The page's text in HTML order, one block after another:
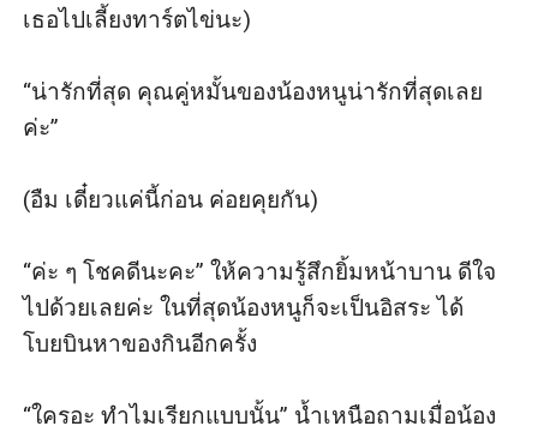
เธอไปเลี้ยงทาร์ตไข่นะ)
“น่ารักที่สุด คุณคู่หมั้นของน้องหนูน่ารักที่สุดเลย
ค่ะ”
(อืม เดี๋ยวแค่นี้ก่อน ค่อยคุยกัน)
“ค่ะ ๆ โชคดีนะคะ” ให้ความรู้สึกยิ้มหน้าบาน ดีใจ
ไปด้วยเลยค่ะ ในที่สุดน้องหนูก็จะเป็นอิสระ ได้
โบยบินหาของกินอีกครั้ง
“ใครอะ ทำไมเรียกแบบนั้น” น้ำเหนือถามเมื่อน้อง